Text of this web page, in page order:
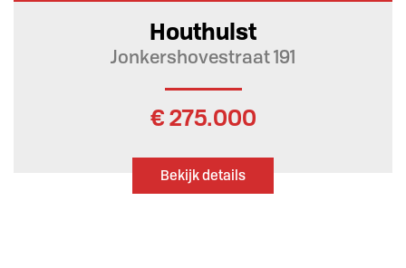
Houthulst
Jonkershovestraat 191
€ 275.000
Bekijk details